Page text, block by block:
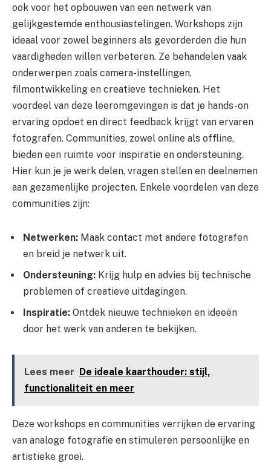
ook voor het opbouwen van een netwerk van
gelijkgestemde enthousiastelingen. Workshops zijn
ideaal voor zowel beginners als gevorderden die hun
vaardigheden willen verbeteren. Ze behandelen vaak
onderwerpen zoals camera-instellingen,
filmontwikkeling en creatieve technieken. Het
voordeel van deze leeromgevingen is dat je hands-on
ervaring opdoet en direct feedback krijgt van ervaren
fotografen. Communities, zowel online als offline,
bieden een ruimte voor inspiratie en ondersteuning.
Hier kun je je werk delen, vragen stellen en deelnemen
aan gezamenlijke projecten. Enkele voordelen van deze
communities zijn:
Netwerken: Maak contact met andere fotografen
en breid je netwerk uit.
Ondersteuning: Krijg hulp en advies bij technische
problemen of creatieve uitdagingen.
Inspiratie: Ontdek nieuwe technieken en ideeën
door het werk van anderen te bekijken.
Lees meer
De ideale kaarthouder: stijl,
functionaliteit en meer
Deze workshops en communities verrijken de ervaring
van analoge fotografie en stimuleren persoonlijke en
artistieke groei.